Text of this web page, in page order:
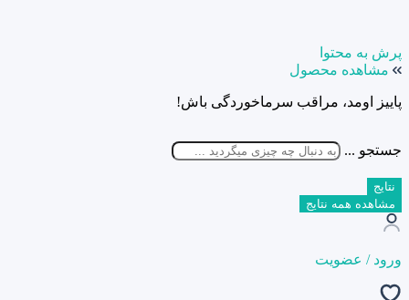
پرش به محتوا
مشاهده محصول
پاییز اومد، مراقب سرماخوردگی باش!
جستجو ...
نتایج
مشاهده همه نتایج
ورود / عضویت